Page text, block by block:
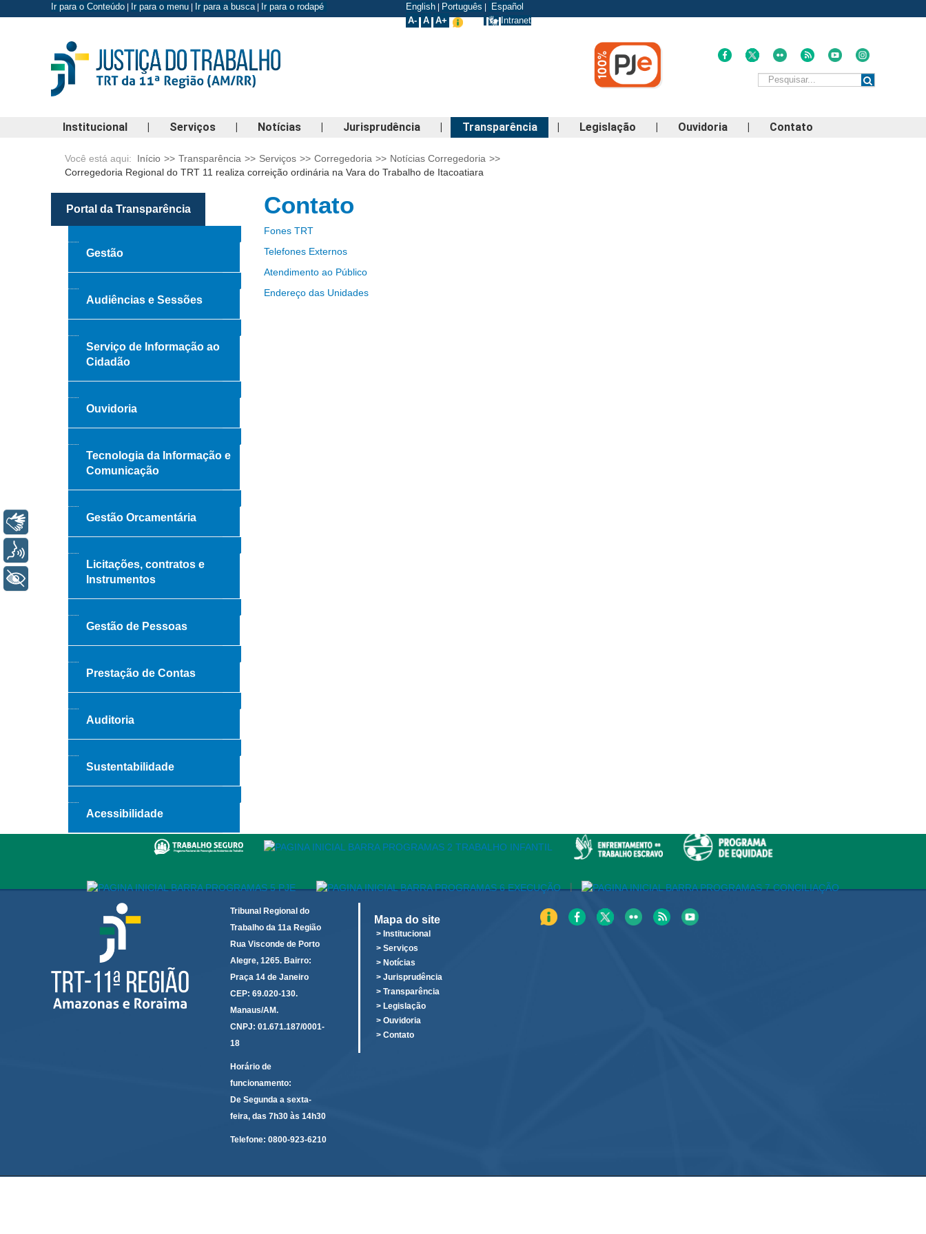
Ir para o Conteúdo Ir para o menu Ir para a busca| Ir para o rodapé English Português
Español
A- A A+ Intranet
Institucional | Serviços | Notícias | Jurisprudência | Transparência | Legislação | Ouvidoria | Contato
Você está aqui: Início >> Transparência >> Serviços >> Corregedoria >> Notícias Corregedoria >>
Corregedoria Regional do TRT 11 realiza correição ordinária na Vara do Trabalho de Itacoatiara
Contato
Fones TRT
Telefones Externos
Atendimento ao Público
Endereço das Unidades
Portal da Transparência
Gestão
Audiências e Sessões
Serviço de Informação ao
Cidadão
Ouvidoria
Tecnologia da Informação e
Comunicação
Gestão Orcamentária
Licitações, contratos e
Instrumentos
Gestão de Pessoas
Prestação de Contas
Auditoria
Sustentabilidade
Acessibilidade
|
Tribunal Regional do
Trabalho da 11a Região
Rua Visconde de Porto
Alegre, 1265. Bairro:
Praça 14 de Janeiro
CEP: 69.020-130.
Manaus/AM.
CNPJ: 01.671.187/0001-
18
Horário de
funcionamento:
De Segunda a sexta-
feira, das 7h30 às 14h30
Telefone: 0800-923-6210
Mapa do site
> Institucional
> Serviços
> Notícias
> Jurisprudência
> Transparência
> Legislação
> Ouvidoria
> Contato
+ Acessibilidade